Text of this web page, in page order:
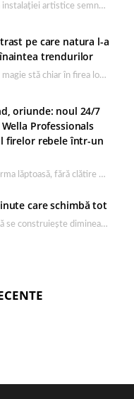
După prezentarea instalației artistice semnată de Catrinel Săbăciag în cadrul evenimentului de lansare HONOR Magic…
pe care natura l-a
trendurilor
Sunt locuri a căror magie stă chiar în firea lor naturală, iar Lacul Ursu din…
oriunde: noul 24/7
Professionals
firelor rebele într-un
Un leave in sub forma lăptoasă, fără clătire care completează rutina Ultimate Smooth și transformă…
care schimbă tot
Eleganța masculină se construiește dimineața, în câteva minute și cu produsele potrivite. O rutină de…